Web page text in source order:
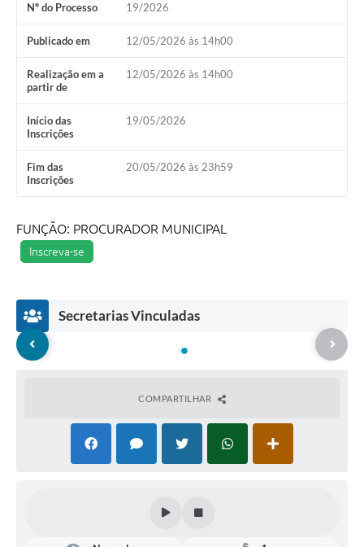
Nº do Processo 19/2026
Publicado em 12/05/2026 às 14h00
Realização em a
partir de
12/05/2026 às 14h00
Início das
Inscrições
19/05/2026
Fim das
Inscrições
20/05/2026 às 23h59
FUNÇÃO: PROCURADOR MUNICIPAL
Inscreva-se
Secretarias Vinculadas
COMPARTILHAR